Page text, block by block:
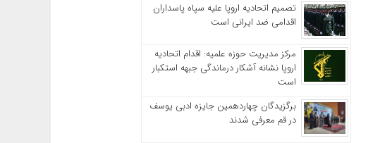
تصمیم اتحادیه اروپا علیه سپاه پاسداران
اقدامی ضد ایرانی است
مرکز مدیریت حوزه علمیه: اقدام اتحادیه
اروپا نشانه آشکار درماندگی جبهه استکبار
است
برگزیدگان چهاردهمین جایزه ادبی یوسف
در قم معرفی شدند